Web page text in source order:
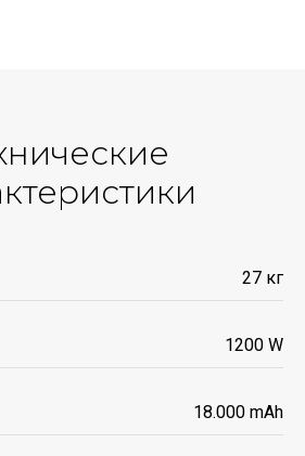
27 кг
1200 W
18.000 mАh